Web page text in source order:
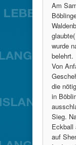
Am
wurde
belehrt.
Von
die
in
Sieg.
Eckball
auf